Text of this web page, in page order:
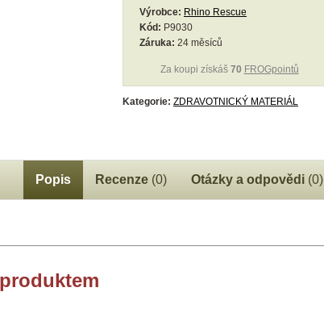
Výrobce: Rhino Rescue
Kód: P9030
Záruka: 24 měsíců
Za koupi získáš 70 FROGpointů
Kategorie: ZDRAVOTNICKÝ MATERIÁL
Popis Recenze(0) Otázky a odpovědi(0)